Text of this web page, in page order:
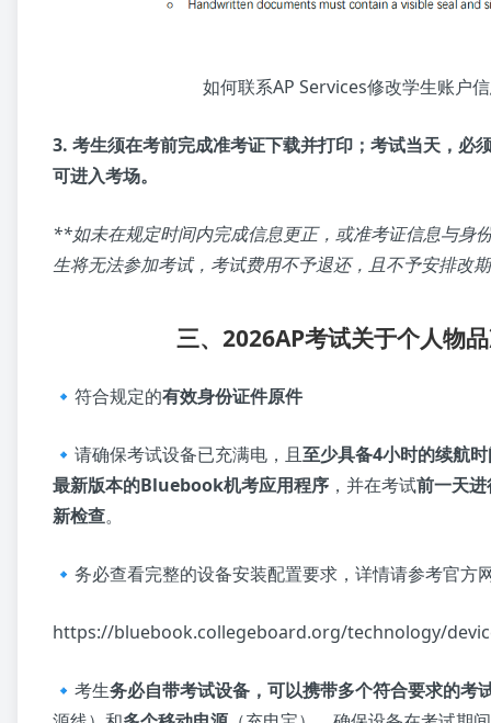
如何联系AP Services修改学生账户
3. 考生须在考前完成准考证下载并打印；考试当天，必
可进入考场。
**如未在规定时间内完成信息更正，或准考证信息与身
生将无法参加考试，考试费用不予退还，且不予安排改
三、2026AP考试关于个人物
🔹符合规定的有效身份证件原件
🔹请确保考试设备已充满电，且至少具备4小时的续航
最新版本的Bluebook机考应用程序 ，并在考试前一天
新检查。
🔹务必查看完整的设备安装配置要求，详情请参考官方
https://bluebook.collegeboard.org/technology/
🔹考生务必自带考试设备，可以携带多个符合要求的考